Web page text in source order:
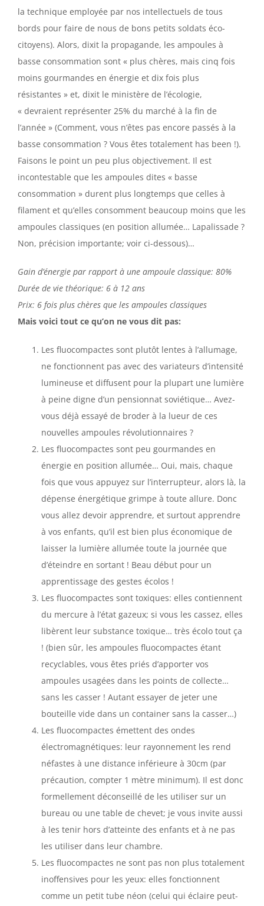
la technique employée par nos intellectuels de tous
bords pour faire de nous de bons petits soldats éco-
citoyens). Alors, dixit la propagande, les ampoules à
basse consommation sont « plus chères, mais cinq fois
moins gourmandes en énergie et dix fois plus
résistantes » et, dixit le ministère de l’écologie,
« devraient représenter 25% du marché à la fin de
l’année » (Comment, vous n’êtes pas encore passés à la
basse consommation ? Vous êtes totalement has been !).
Faisons le point un peu plus objectivement. Il est
incontestable que les ampoules dites « basse
consommation » durent plus longtemps que celles à
filament et qu’elles consomment beaucoup moins que les
ampoules classiques (en position allumée… Lapalissade ?
Non, précision importante; voir ci-dessous)…
Gain d’énergie par rapport à une ampoule classique: 80%
Durée de vie théorique: 6 à 12 ans
Prix: 6 fois plus chères que les ampoules classiques
Mais voici tout ce qu’on ne vous dit pas:
Les fluocompactes sont plutôt lentes à l’allumage,
ne fonctionnent pas avec des variateurs d’intensité
lumineuse et diffusent pour la plupart une lumière
à peine digne d’un pensionnat soviétique… Avez-
vous déjà essayé de broder à la lueur de ces
nouvelles ampoules révolutionnaires ?
Les fluocompactes sont peu gourmandes en
énergie en position allumée… Oui, mais, chaque
fois que vous appuyez sur l’interrupteur, alors là, la
dépense énergétique grimpe à toute allure. Donc
vous allez devoir apprendre, et surtout apprendre
à vos enfants, qu’il est bien plus économique de
laisser la lumière allumée toute la journée que
d’éteindre en sortant ! Beau début pour un
apprentissage des gestes écolos !
Les fluocompactes sont toxiques: elles contiennent
du mercure à l’état gazeux; si vous les cassez, elles
libèrent leur substance toxique… très écolo tout ça
! (bien sûr, les ampoules fluocompactes étant
recyclables, vous êtes priés d’apporter vos
ampoules usagées dans les points de collecte…
sans les casser ! Autant essayer de jeter une
bouteille vide dans un container sans la casser…)
Les fluocompactes émettent des ondes
électromagnétiques: leur rayonnement les rend
néfastes à une distance inférieure à 30cm (par
précaution, compter 1 mètre minimum). Il est donc
formellement déconseillé de les utiliser sur un
bureau ou une table de chevet; je vous invite aussi
à les tenir hors d’atteinte des enfants et à ne pas
les utiliser dans leur chambre.
Les fluocompactes ne sont pas non plus totalement
inoffensives pour les yeux: elles fonctionnent
comme un petit tube néon (celui qui éclaire peut-